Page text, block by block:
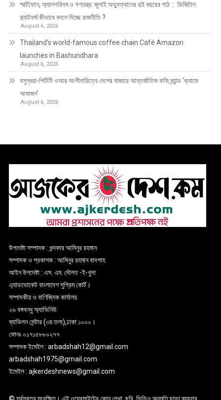
স্মার্টফোন, অ্যালগরিদম ও গণতন্ত্র: জুলাই অভ্যুত্থানের দুই বছরের পাঠ : ডিজিটাল
প্ল্যাটফর্ম কীভাবে বদলে দিচ্ছে রাজনীতি ?
August 6, 2026
Thailand’s world-famous coffee chain Café Amazon
launches in Bashundhara
August 6, 2026
বসুন্ধরা-পিটিটি ওআর অংশীদারিত্বে দেশের বাজারে আন্তর্জাতিক কফি ব্র্যান্ড ‘ক্যাফে
আমাজন’
August 6, 2026
উপদেষ্টা সম্পাদক : খন্দকার আমিনুর রহমান
সম্পাদক ও প্রকাশক : আমিনুর রহমান বাদশাহ
আইন উপদেষ্টা : এস. এম. দৌলত -ই-খুদা
এ্যাডভোকেট বাংলাদেশ সুপ্রিম কোর্ট।
সম্পাদকীয় ও বাণিজ্যিক কার্যালয়
২৬ বঙ্গবন্ধু অ্যাভিনিউ
ব্যাভিলন সেন্টার (৩য় তলা),ঢাকা ১০০০।
ফোনঃ ০১৭১৫৮৮০২৭৭
সম্পাদক ইমেইল : arbadshah12@gmail.com
arbadshah1975@gmail.com
ইমেইল : ajkerdeshnews@gmail.com